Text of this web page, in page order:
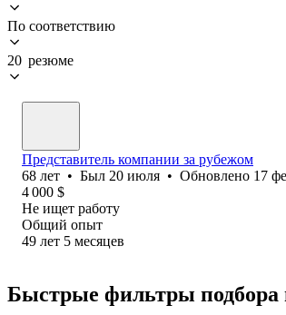
По соответствию
20 резюме
Представитель компании за рубежом
68 лет • Был 20 июля • Обновлено 17
4 000 $
Не ищет работу
Общий опыт
49 лет 5 месяцев
Быстрые фильтры подбора